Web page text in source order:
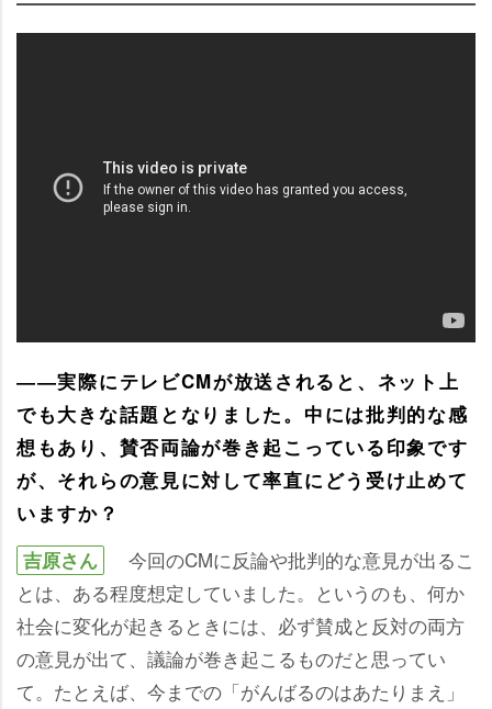
――実際にテレビCMが放送されると、ネット上
でも大きな話題となりました。中には批判的な感
想もあり、賛否両論が巻き起こっている印象です
が、それらの意見に対して率直にどう受け止めて
いますか？
吉原さん
今回のCMに反論や批判的な意見が出るこ
とは、ある程度想定していました。というのも、何か
社会に変化が起きるときには、必ず賛成と反対の両方
の意見が出て、議論が巻き起こるものだと思ってい
て。たとえば、今までの「がんばるのはあたりまえ」